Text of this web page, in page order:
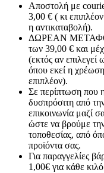
Αποστολή με
3,00 € ( κι
η αντικαταβολή).
ΔΩΡΕΑΝ
των 39,00 € και
(εκτός αν
όπου εκεί η
επιπλέον).
Σε περίπτωση που
δυσπρόσιτη από
επικοινωνία μαζί
ώστε να βρούμε την
τοποθεσίας, από
προϊόντα σας.
Για παραγγελίες
1,00€ για κάθε